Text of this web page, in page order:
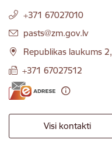
+371 67027010
E-pasts:
pasts@zm.gov.lv
Republikas laukums
+371 67027512
Visi kontakti